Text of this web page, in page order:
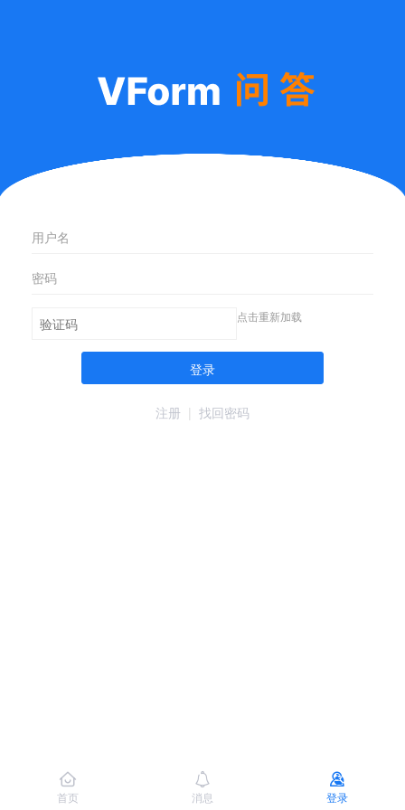
点击重新加载
登录
注册 | 找回密码
首页 消息 登录